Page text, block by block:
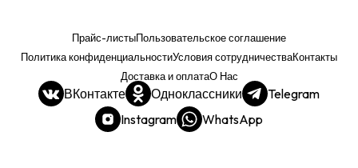
Прайс-листыПользовательское соглашение
Политика конфиденциальностиУсловия сотрудничестваКонтакты
Доставка и оплатаО Нас
ВКонтакте Одноклассники
Telegram
Instagram
WhatsApp